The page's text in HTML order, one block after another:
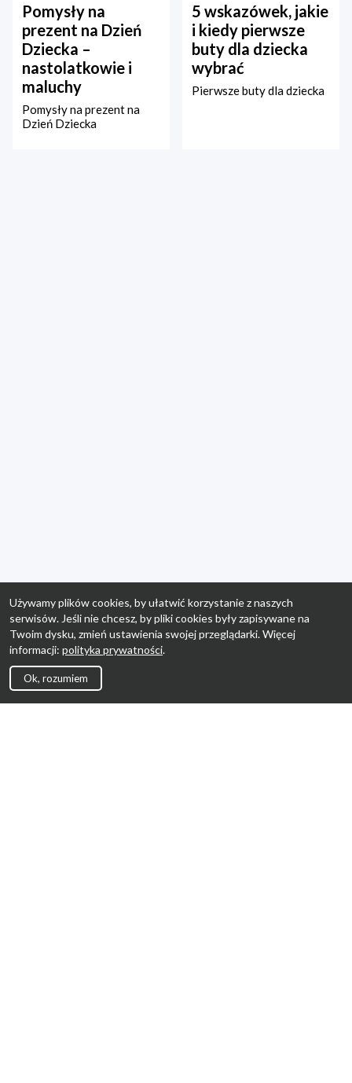
Pomysły na
prezent na Dzień
Dziecka –
nastolatkowie i
maluchy
Pomysły na prezent na
Dzień Dziecka
5 wskazówek, jakie
i kiedy pierwsze
buty dla dziecka
wybrać
Pierwsze buty dla dziecka
Używamy plików cookies, by ułatwić korzystanie z naszych
serwisów. Jeśli nie chcesz, by pliki cookies były zapisywane na
Twoim dysku, zmień ustawienia swojej przeglądarki. Więcej
informacji: polityka prywatności.
Ok, rozumiem